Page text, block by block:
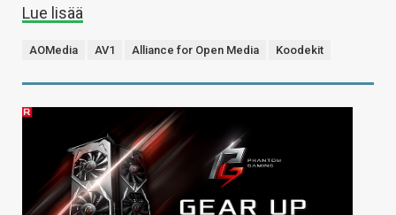
Lue lisää
AOMedia AV1 Alliance for Open Media Koodekit